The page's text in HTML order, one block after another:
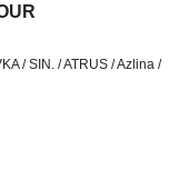
/ SIN. / ATRUS / Azlina /